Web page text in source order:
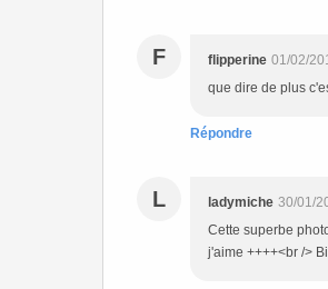
F flipperine 01/02/
que dire de plus
Répondre
L ladymiche 30/01/
Cette superbe
j'aime ++++<br />